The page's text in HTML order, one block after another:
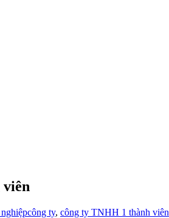
công ty, công ty TNHH 1 thành viên